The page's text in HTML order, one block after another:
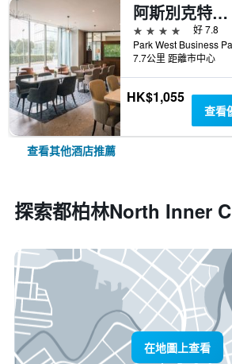
阿斯別克特西園酒店
4星級
好 7.8
7.7公里 距離市中心
HK$1,055
查看
查看其他酒店推薦
探索都柏林North Inner
在地圖上查看